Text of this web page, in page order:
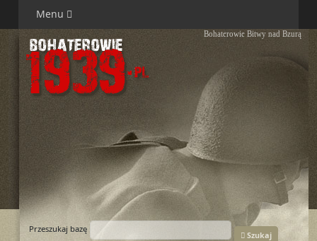
Menu
Bohaterowie Bitwy nad Bzurą
Przeszukaj bazę
Szukaj